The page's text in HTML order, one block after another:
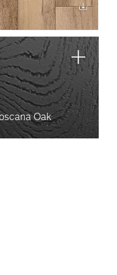
Oak